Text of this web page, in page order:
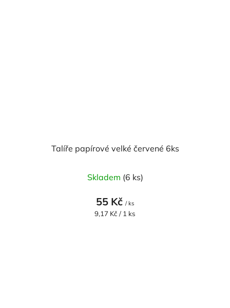
Talíře papírové velké červené 6ks
Skladem (6 ks)
55 Kč / ks
Měrná
9,17 Kč / 1 ks